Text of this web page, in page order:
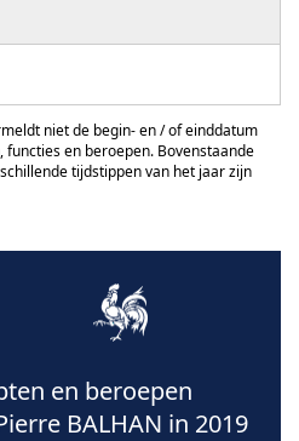
niet de begin- en / of einddatum
en beroepen. Bovenstaande
tijdstippen van het jaar zijn
en beroepen
BALHAN in 2019